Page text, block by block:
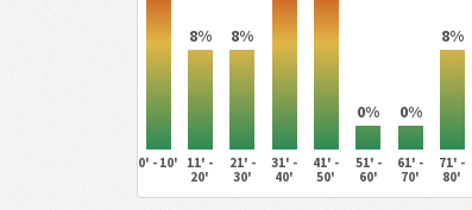
8% 8%
0% 0%
8%
0' - 10'
11' -
20'
21' -
30'
31' -
40'
41' -
50'
51' -
60'
61' -
70'
71' -
80'